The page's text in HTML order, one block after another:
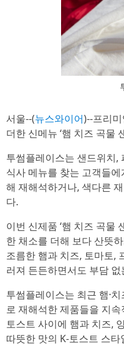
서울--(뉴스와이어)--프리
더한 신메뉴 ‘햄 치즈 곡물
투썸플레이스는 샌드위치,
식사 메뉴를 찾는 고객들
해 재해석하거나, 색다른
다.
이번 신제품 ‘햄 치즈 곡물
한 채소를 더해 보다 산뜻
조름한 햄과 치즈, 토마토,
러져 든든하면서도 부담
투썸플레이스는 최근 햄·
로 재해석한 제품들을 지
토스트 사이에 햄과 치즈,
따뜻한 맛의 K-토스트 스